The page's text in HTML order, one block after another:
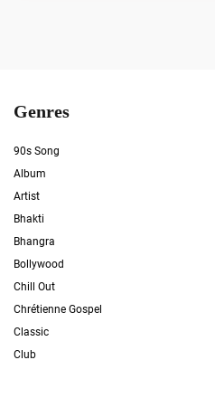
Genres
90s Song
Album
Artist
Bhakti
Bhangra
Bollywood
Chill Out
Chrétienne Gospel
Classic
Club